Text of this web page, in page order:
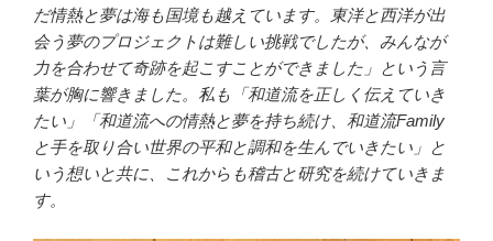
だ情熱と夢は海も国境も越えています。東洋と西洋が出
会う夢のプロジェクトは難しい挑戦でしたが、みんなが
力を合わせて奇跡を起こすことができました」という言
葉が胸に響きました。私も「和道流を正しく伝えていき
たい」「和道流への情熱と夢を持ち続け、和道流Family
と手を取り合い世界の平和と調和を生んでいきたい」と
いう想いと共に、これからも稽古と研究を続けていきま
す。